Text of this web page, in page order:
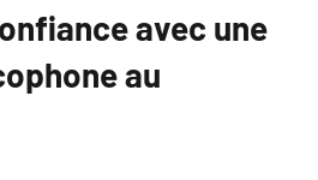
avec une
au